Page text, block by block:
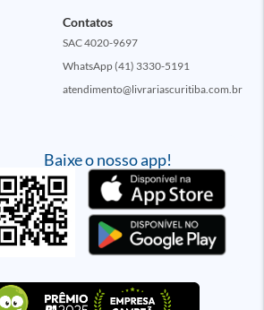
Baixe o nosso app!
Contatos
SAC 4020-9697
WhatsApp (41) 3330-5191
atendimento@livrariascuritiba.com.br